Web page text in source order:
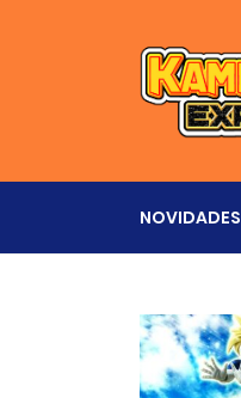
NOVIDADES